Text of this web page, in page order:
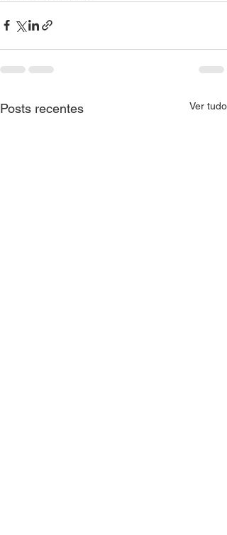
Posts recentes Ver tudo